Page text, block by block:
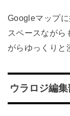
Googleマップ
スペースながら
がらゆっくりと
ウラロジ編集